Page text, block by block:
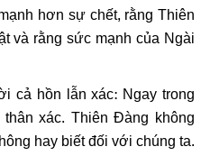
hơn sự chết, rằng Thiên
và rằng sức mạnh của Ngài
cả hồn lẫn xác: Ngay trong
xác. Thiên Đàng không
hay biết đối với chúng ta.